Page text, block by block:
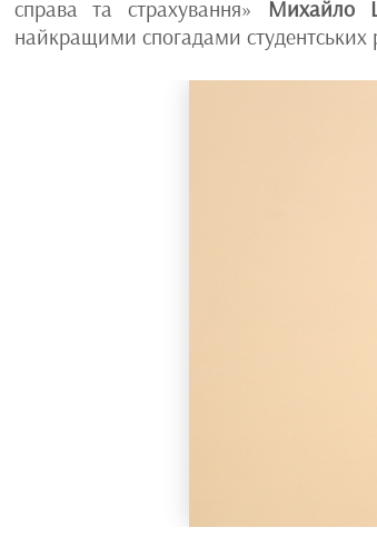
справа та страхування» Михайло
найкращими спогадами студентських